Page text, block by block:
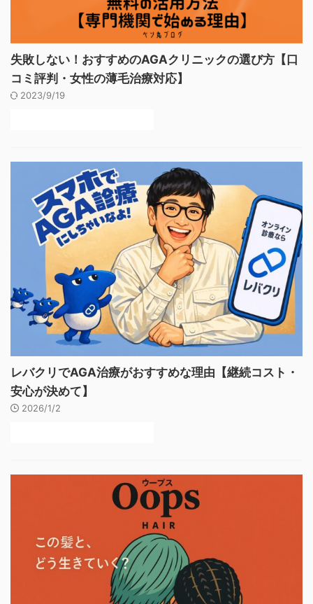
失敗しない！おすすめのAGAクリニックの選び方【口
コミ評判・女性の薄毛治療対応】
2023/9/19
レバクリでAGA治療がおすすめな理由【継続コスト・
安心が決めて】
2026/1/2